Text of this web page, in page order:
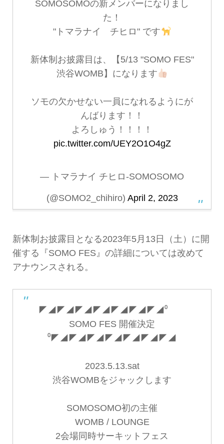
SOMOSOMOの新メンバーになりまし
た！
"トマラナイ チヒロ" です
新体制お披露目は、【5/13 "SOMO FES"
渋谷WOMB】になります
ソモの欠かせない一員になれるようにが
んばります！！
よろしゅう！！！！
pic.twitter.com/UEY2O1O4gZ
— トマラナイ チヒロ-SOMOSOMO
(@SOMO2_chihiro) April 2, 2023
新体制お披露目となる2023年5月13日（土）に開
催する『SOMO FES』の詳細については改めて
アナウンスされる。
◤◢◤◢◤◢◤◢◤◢◤◢◤◢⁰
SOMO FES 開催決定
⁰◤◢◤◢◤◢◤◢◤◢◤◢◤◢
2023.5.13.sat
渋谷WOMBをジャックします
SOMOSOMO初の主催
WOMB / LOUNGE
2会場同時サーキットフェス